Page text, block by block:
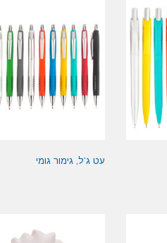
עט ג’ל, גימור גומי